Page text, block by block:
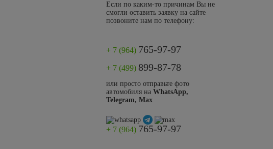
Если по каким-то причинам Вы не
смогли оставить заявку на сайте
позвоните нам по телефону:
+ 7 (964) 765-97-97
+ 7 (499) 899-87-78
или просто отправьте фото
автомобиля на WhatsApp,
Telegram, Max
+ 7 (964) 765-97-97